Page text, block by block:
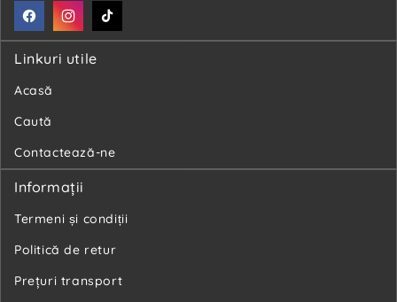
FacebookInstagramTikTok
Linkuri utile
Acasă
Caută
Contactează-ne
Informaţii
Termeni și condiții
Politică de retur
Preţuri transport